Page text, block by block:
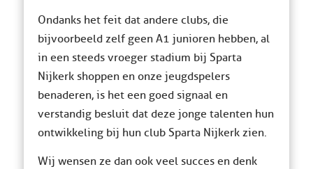
Ondanks het feit dat andere clubs, die
bijvoorbeeld zelf geen A1 junioren hebben, al
in een steeds vroeger stadium bij Sparta
Nijkerk shoppen en onze jeugdspelers
benaderen, is het een goed signaal en
verstandig besluit dat deze jonge talenten hun
ontwikkeling bij hun club Sparta Nijkerk zien.
Wij wensen ze dan ook veel succes en denk